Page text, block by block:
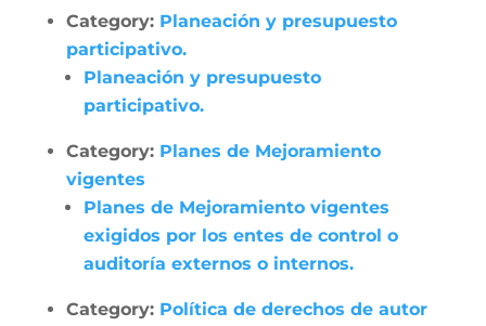
Category: Planeación y presupuesto
participativo.
Planeación y presupuesto
participativo.
Category: Planes de Mejoramiento
vigentes
Planes de Mejoramiento vigentes
exigidos por los entes de control o
auditoría externos o internos.
Category: Política de derechos de autor